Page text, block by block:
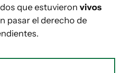
que estuvieron vivos
pasar el derecho de